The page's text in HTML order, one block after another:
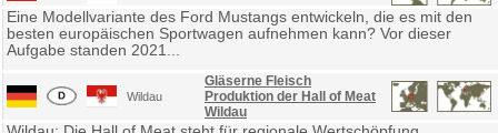
Eine Modellvariante des Ford Mustangs entwickeln, die es mit den
besten europäischen Sportwagen aufnehmen kann? Vor dieser
Aufgabe standen 2021...
Wildau
Gläserne Fleisch
Produktion der Hall of Meat
Wildau